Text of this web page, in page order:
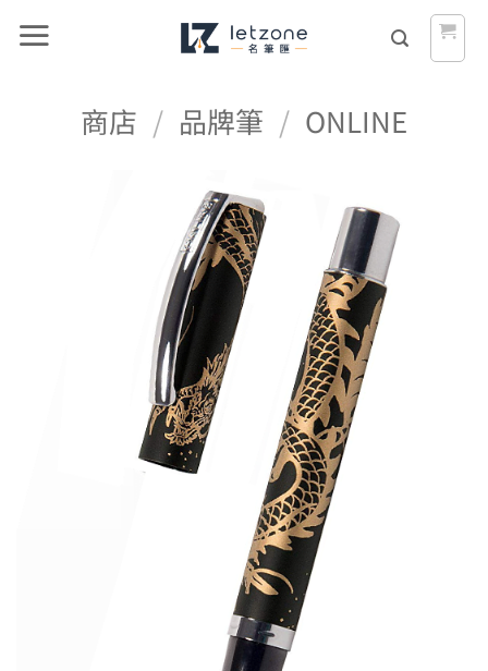
商店 / 品牌筆 / ONLINE